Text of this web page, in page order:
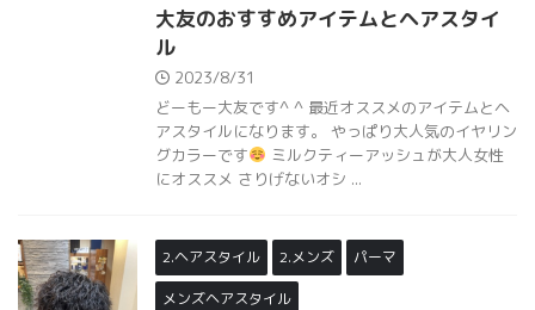
大友のおすすめアイテムとヘアスタイ
ル
2023/8/31
どーもー大友です^ ^ 最近オススメのアイテムとヘ
アスタイルになります。 やっぱり大人気のイヤリン
グカラーです
ミルクティーアッシュが大人女性
にオススメ さりげないオシ ...
2.ヘアスタイル 2.メンズ パーマ
メンズヘアスタイル